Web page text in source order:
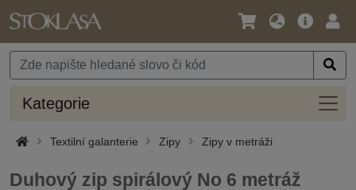
Jazyk
Měna
Hlavní
Kategorie
Textilní galanterie Zipy Zipy v metráži
Duhový zip spirálový No 6 metráž